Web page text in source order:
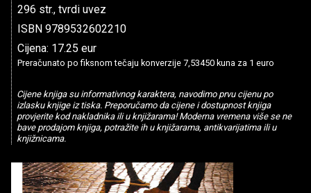
296 str., tvrdi uvez
ISBN 9789532602210
Cijena: 17.25 eur
Preračunato po fiksnom tečaju konverzije 7,53450 kuna za 1 euro
Cijene knjiga su informativnog karaktera, navodimo prvu cijenu po
izlasku knjige iz tiska. Preporučamo da cijene i dostupnost knjiga
provjerite kod nakladnika ili u knjižarama! Moderna vremena više se ne
bave prodajom knjiga, potražite ih u knjižarama, antikvarijatima ili u
knjižnicama.